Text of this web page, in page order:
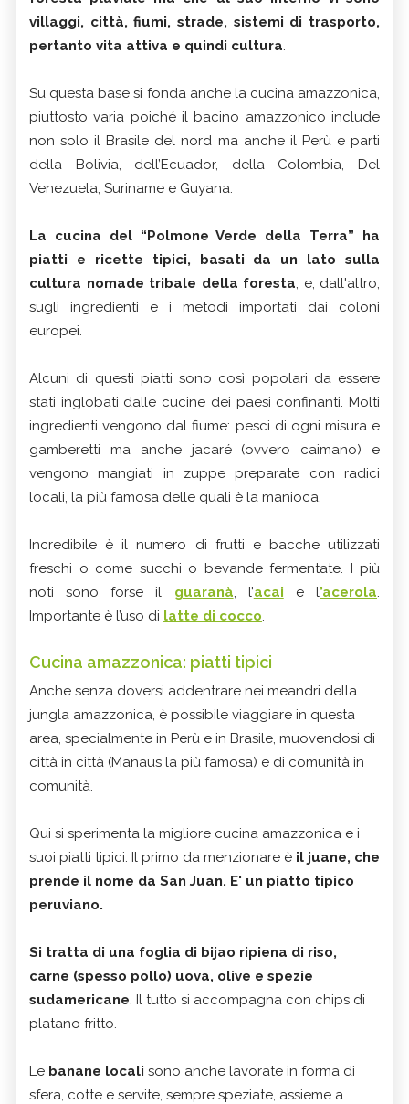
villaggi, città, fiumi, strade, sistemi di trasporto,
pertanto vita attiva e quindi cultura.
Su questa base si fonda anche la cucina amazzonica,
piuttosto varia poiché il bacino amazzonico include
non solo il Brasile del nord ma anche il Perù e parti
della Bolivia, dell’Ecuador, della Colombia, Del
Venezuela, Suriname e Guyana.
La cucina del “Polmone Verde della Terra” ha
piatti e ricette tipici, basati da un lato sulla
cultura nomade tribale della foresta, e, dall'altro,
sugli ingredienti e i metodi importati dai coloni
europei.
Alcuni di questi piatti sono così popolari da essere
stati inglobati dalle cucine dei paesi confinanti. Molti
ingredienti vengono dal fiume: pesci di ogni misura e
gamberetti ma anche jacaré (ovvero caimano) e
vengono mangiati in zuppe preparate con radici
locali, la più famosa delle quali è la manioca.
Incredibile è il numero di frutti e bacche utilizzati
freschi o come succhi o bevande fermentate. I più
noti sono forse il guaranà, l’acai e l’acerola.
Importante è l’uso di latte di cocco.
Cucina amazzonica: piatti tipici
Anche senza doversi addentrare nei meandri della
jungla amazzonica, è possibile viaggiare in questa
area, specialmente in Perù e in Brasile, muovendosi di
città in città (Manaus la più famosa) e di comunità in
comunità.
Qui si sperimenta la migliore cucina amazzonica e i
suoi piatti tipici. Il primo da menzionare è il juane, che
prende il nome da San Juan. E' un piatto tipico
peruviano.
Si tratta di una foglia di bijao ripiena di riso,
carne (spesso pollo) uova, olive e spezie
sudamericane. Il tutto si accompagna con chips di
platano fritto.
Le banane locali sono anche lavorate in forma di
sfera, cotte e servite, sempre speziate, assieme a